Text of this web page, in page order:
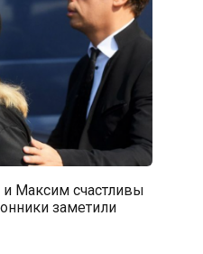
Максим счастливы
заметили